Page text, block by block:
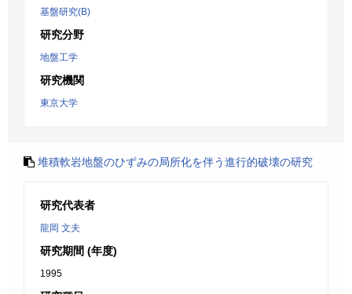
基盤研究(B)
研究分野
地盤工学
研究機関
東京大学
堆積軟岩地盤のひずみの局所化を伴う進行的破壊の研究
研究代表者
龍岡 文夫
研究期間 (年度)
1995